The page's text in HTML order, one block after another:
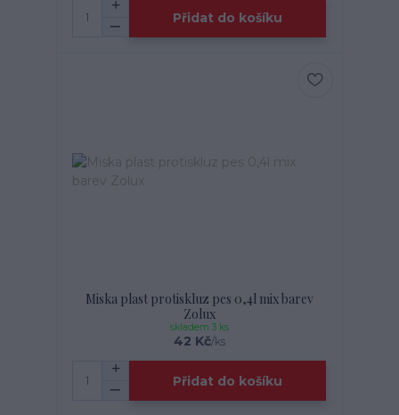
Přidat do košíku
Miska plast protiskluz pes 0,4l mix barev
Zolux
42 Kč/ks
skladem 3 ks
Přidat do košíku